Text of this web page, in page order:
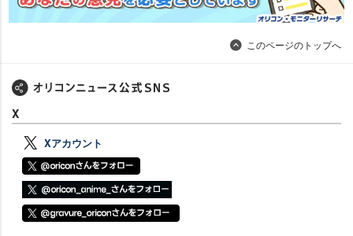
このページのトップへ
X
Xアカウント